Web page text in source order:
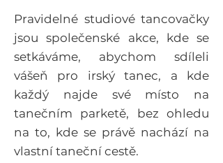
Pravidelné studiové tancovačky
jsou společenské akce, kde se
setkáváme, abychom sdíleli
vášeň pro irský tanec, a kde
každý najde své místo na
tanečním parketě, bez ohledu
na to, kde se právě nachází na
vlastní taneční cestě.​